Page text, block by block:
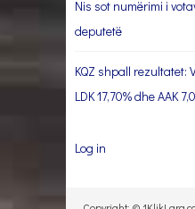
Nis sot numërimi i
deputetë
KQZ shpall rezultatet:
LDK 17,70% dhe AAK
Log in